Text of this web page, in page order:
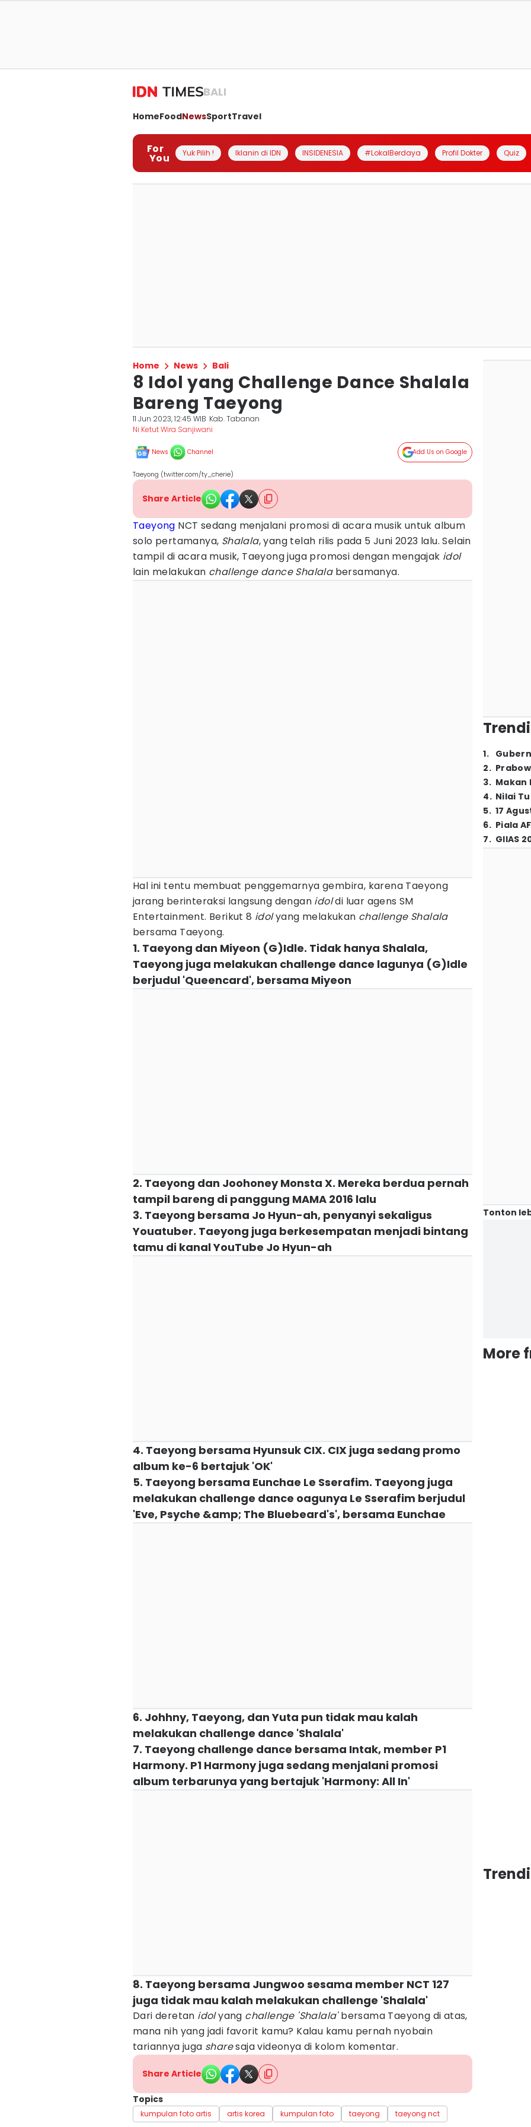
BALI
HomeFoodNewsSportTravel
For
You Yuk Pilih ! Iklanin di IDN INSIDENESIA #LokalBerdaya Profil Dokter Quiz
Home News Bali
8 Idol yang Challenge Dance Shalala
Bareng Taeyong
11 Jun 2023, 12:45 WIB Kab. Tabanan
Ni Ketut Wira Sanjiwani
News Channel Add Us on Google
Taeyong (twitter.com/ty_cherie)
Share Article
Taeyong NCT sedang menjalani promosi di acara musik untuk album
solo pertamanya, Shalala, yang telah rilis pada 5 Juni 2023 lalu. Selain
tampil di acara musik, Taeyong juga promosi dengan mengajak idol
lain melakukan challenge dance Shalalabersamanya.
Hal ini tentu membuat penggemarnya gembira, karena Taeyong
jarang berinteraksi langsung dengan idoldi luar agens SM
Entertainment. Berikut 8 idolyang melakukan challenge Shalala
bersama Taeyong.
1. Taeyong dan Miyeon (G)Idle. Tidak hanya Shalala,
Taeyong juga melakukan challenge dance lagunya (G)Idle
berjudul 'Queencard', bersama Miyeon
2. Taeyong dan Joohoney Monsta X. Mereka berdua pernah
tampil bareng di panggung MAMA 2016 lalu
3. Taeyong bersama Jo Hyun-ah, penyanyi sekaligus
Youatuber. Taeyong juga berkesempatan menjadi bintang
tamu di kanal YouTube Jo Hyun-ah
4. Taeyong bersama Hyunsuk CIX. CIX juga sedang promo
album ke-6 bertajuk 'OK'
5. Taeyong bersama Eunchae Le Sserafim. Taeyong juga
melakukan challenge dance oagunya Le Sserafim berjudul
'Eve, Psyche &amp; The Bluebeard's', bersama Eunchae
6. Johhny, Taeyong, dan Yuta pun tidak mau kalah
melakukan challenge dance 'Shalala'
7. Taeyong challenge dance bersama Intak, member P1
Harmony. P1 Harmony juga sedang menjalani promosi
album terbarunya yang bertajuk 'Harmony: All In'
8. Taeyong bersama Jungwoo sesama member NCT 127
juga tidak mau kalah melakukan challenge 'Shalala'
Dari deretan idolyang challenge 'Shalala'bersama Taeyong di atas,
mana nih yang jadi favorit kamu? Kalau kamu pernah nyobain
tariannya juga sharesaja videonya di kolom komentar.
Share Article
Topics
kumpulan foto artis artis korea kumpulan foto taeyong taeyong nct
1.
2.
3. Makan
4. Nilai
5. 17
6. Piala
7. GIIAS
Tonton
More